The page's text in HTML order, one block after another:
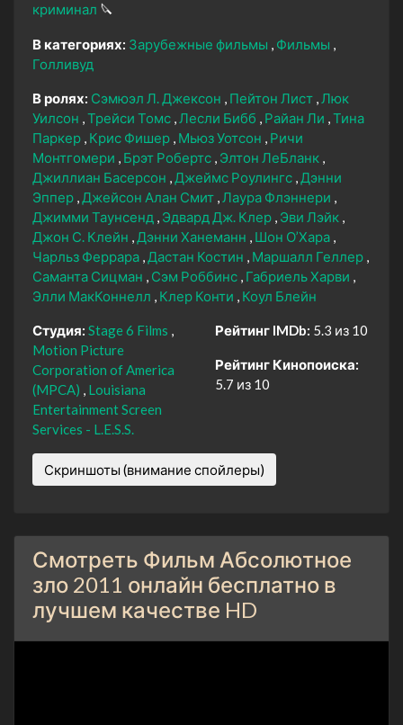
криминал 🔪
В категориях: Зарубежные фильмы
Фильмы
Голливуд
В ролях: Сэмюэл Л. Джексон Пейтон Лист
Люк
Уилсон Трейси Томс Лесли Бибб Райан Ли Тина
Паркер Крис Фишер Мьюз Уотсон
Ричи
Монтгомери
Брэт Робертс Элтон ЛеБланк
Джиллиан Басерсон
Джеймс Роулингс
Дэнни
Эппер
Джейсон Алан Смит
Лаура Флэннери
Джимми Таунсенд
Эдвард Дж. Клер Эви Лэйк
Джон С. Клейн
Дэнни Ханеманн
Шон О’Хара
Чарльз Феррара
Дастан Костин
Маршалл Геллер
Саманта Сицман
Сэм Роббинс Габриель Харви
Элли МакКоннелл
Клер Конти Коул Блейн
Студия: Stage 6 Films
Motion Picture
Corporation of America
(MPCA)
Louisiana
Entertainment Screen
Services - L.E.S.S.
Рейтинг IMDb: 5.3 из 10
Рейтинг Кинопоиска:
5.7 из 10
Скриншоты (внимание спойлеры)
Смотреть Фильм Абсолютное
зло 2011 онлайн бесплатно в
лучшем качестве HD